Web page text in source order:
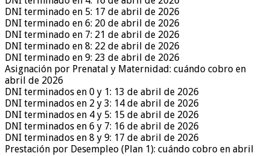
DNI terminado en 5: 17 de abril de 2026
DNI terminado en 6: 20 de abril de 2026
DNI terminado en 7: 21 de abril de 2026
DNI terminado en 8: 22 de abril de 2026
DNI terminado en 9: 23 de abril de 2026
Asignación por Prenatal y Maternidad: cuándo cobro en
abril de 2026
DNI terminados en 0 y 1: 13 de abril de 2026
DNI terminados en 2 y 3: 14 de abril de 2026
DNI terminados en 4 y 5: 15 de abril de 2026
DNI terminados en 6 y 7: 16 de abril de 2026
DNI terminados en 8 y 9: 17 de abril de 2026
Prestación por Desempleo (Plan 1): cuándo cobro en abril